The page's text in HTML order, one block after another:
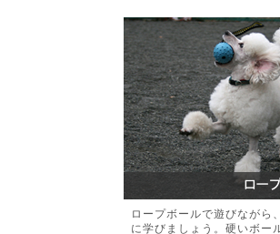
ロープボールで遊びながら
に学びましょう。硬いボー